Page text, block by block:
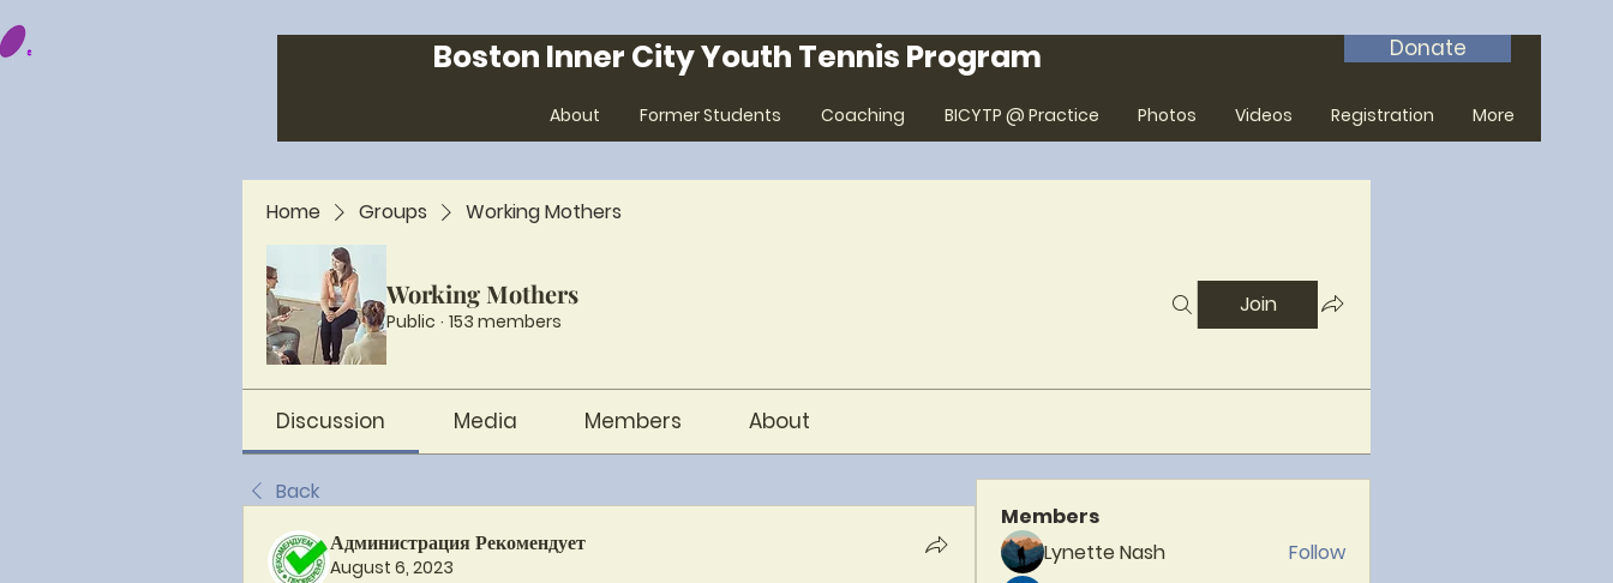
Donate
About Former Students Coaching BICYTP @ Practice Photos Videos Registration More
Boston Inner City Youth Tennis Program
Home Groups Working Mothers
Working Mothers
Public · 153 members
Join
Discussion Media Members About
Back
Администрация Рекомендует
August 6, 2023
Members
Lynette Nash
Follow